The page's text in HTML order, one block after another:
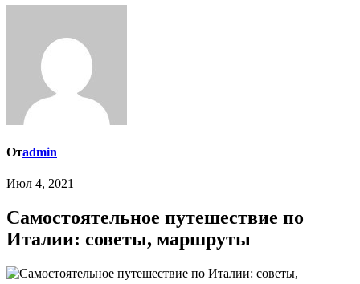
Отadmin
Июл 4, 2021
Самостоятельное путешествие по
Италии: советы, маршруты